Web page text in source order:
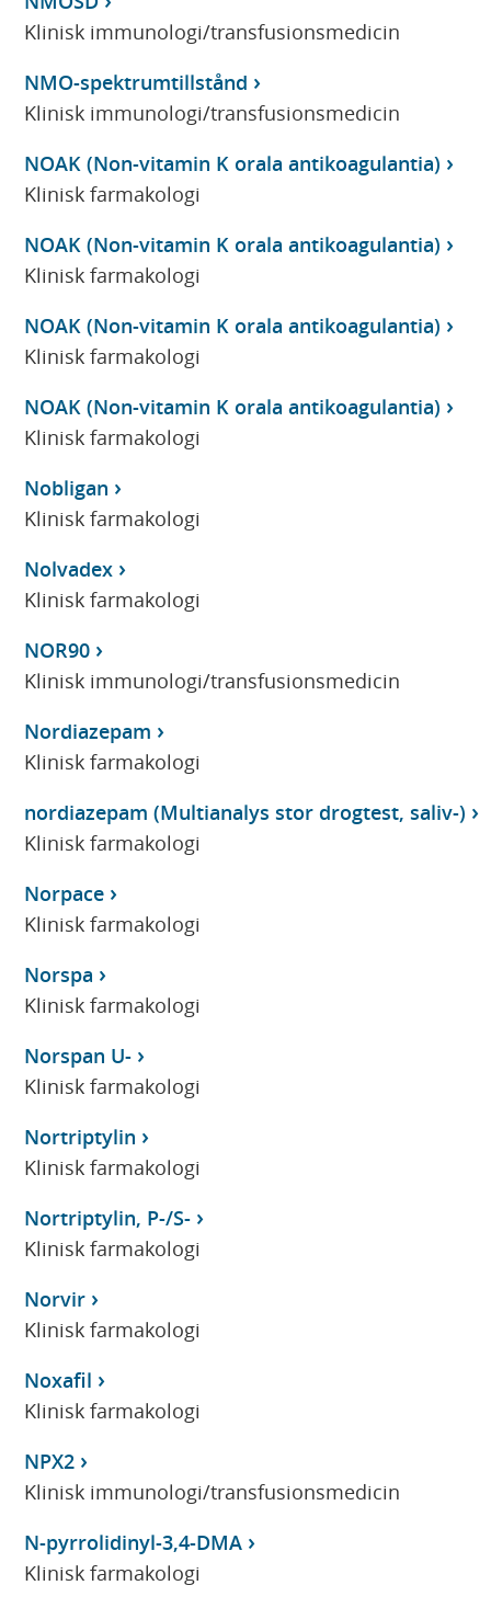
Klinisk immunologi/transfusionsmedicin
NMO-spektrumtillstånd
Klinisk immunologi/transfusionsmedicin
NOAK (Non-vitamin K orala antikoagulantia)
Klinisk farmakologi
NOAK (Non-vitamin K orala antikoagulantia)
Klinisk farmakologi
NOAK (Non-vitamin K orala antikoagulantia)
Klinisk farmakologi
NOAK (Non-vitamin K orala antikoagulantia)
Klinisk farmakologi
Nobligan
Klinisk farmakologi
Nolvadex
Klinisk farmakologi
NOR90
Klinisk immunologi/transfusionsmedicin
Nordiazepam
Klinisk farmakologi
nordiazepam (Multianalys stor drogtest, saliv-)
Klinisk farmakologi
Norpace
Klinisk farmakologi
Norspa
Klinisk farmakologi
Norspan U-
Klinisk farmakologi
Nortriptylin
Klinisk farmakologi
Nortriptylin, P-/S-
Klinisk farmakologi
Norvir
Klinisk farmakologi
Noxafil
Klinisk farmakologi
NPX2
Klinisk immunologi/transfusionsmedicin
N-pyrrolidinyl-3,4-DMA
Klinisk farmakologi